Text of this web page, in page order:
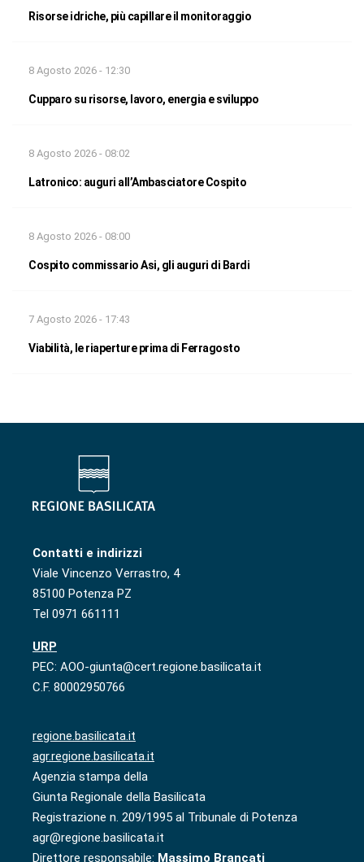
Risorse idriche, più capillare il monitoraggio
8 Agosto 2026 - 12:30
Cupparo su risorse, lavoro, energia e sviluppo
8 Agosto 2026 - 08:02
Latronico: auguri all’Ambasciatore Cospito
8 Agosto 2026 - 08:00
Cospito commissario Asi, gli auguri di Bardi
7 Agosto 2026 - 17:43
Viabilità, le riaperture prima di Ferragosto
Contatti e indirizzi
Viale Vincenzo Verrastro, 4
85100 Potenza PZ
Tel 0971 661111
URP
PEC: AOO-giunta@cert.regione.basilicata.it
C.F. 80002950766
regione.basilicata.it
agr.regione.basilicata.it
Agenzia stampa della
Giunta Regionale della Basilicata
Registrazione n. 209/1995 al Tribunale di Potenza
agr@regione.basilicata.it
Direttore responsabile: Massimo Brancati